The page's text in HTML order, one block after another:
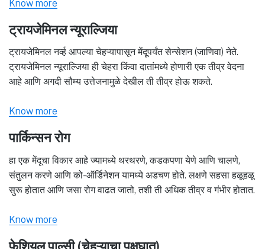
Know more
ट्रायजेमिनल न्यूराल्जिया
ट्रायजेमिनल नर्व्ह आपल्या चेहऱ्यापासून मेंदूपर्यंत सेन्सेशन (जाणिवा) नेते.
ट्रायजेमिनल न्यूराल्जिया ही चेहरा किंवा दातांमध्ये होणारी एक तीव्र वेदना
आहे आणि अगदी सौम्य उत्तेजनामुळे देखील ती तीव्र होऊ शकते.
Know more
पार्किन्सन रोग
हा एक मेंदूचा विकार आहे ज्यामध्ये थरथरणे, कडकपणा येणे आणि चालणे,
संतुलन करणे आणि को-ऑर्डिनेशन यामध्ये अडचण होते. लक्षणे सहसा हळूहळू
सुरू होतात आणि जसा रोग वाढत जातो, तशी ती अधिक तीव्र व गंभीर होतात.
Know more